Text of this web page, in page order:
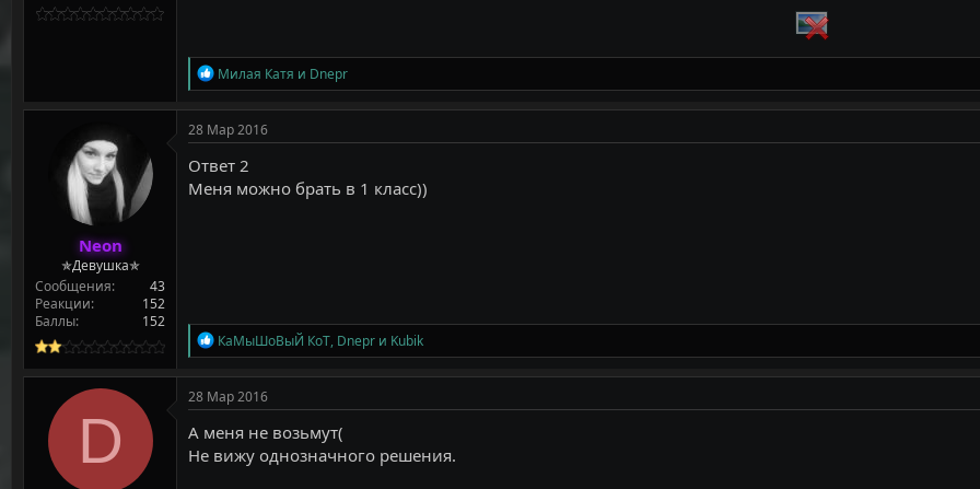
Р
е
а
к
ц
и
и
:
Милая Катя и Dnepr
Neon
✯Девушка✯
Сообщения
43
Реакции
152
Баллы
152
28 Мар 2016
Ответ 2
Меня можно брать в 1 класс))
Р
е
а
к
ц
и
и
:
КаМыШоВыЙ КоТ, Dnepr и Kubik
D
28 Мар 2016
А меня не возьмут(
Не вижу однозначного решения.